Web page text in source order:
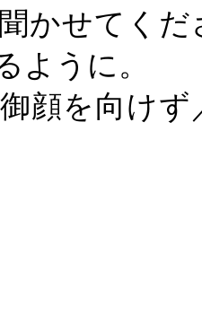
かせてく
ように。
顔を向け